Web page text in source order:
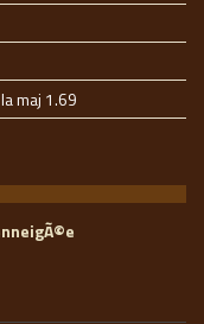
maj 1.69